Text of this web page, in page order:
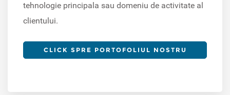
tehnologie principala sau domeniu de activitate al
clientului.
CLICK SPRE PORTOFOLIUL NOSTRU